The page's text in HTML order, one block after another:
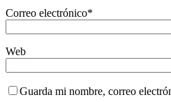
Correo electrónico*
Web
Guarda mi nombre, correo